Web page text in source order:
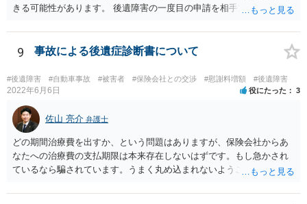
きる可能性があります。 後遺障害の一度目の申請を相手方任意保険会
果と認定理由書も相手方任意保険会社から入手できる可能性がありま
す。 これらが難しくても、通院していた病院のカルテを取り付けるこ
と等で代替が可能な場合もあります。 事故からどの程度期間が経過し
ているがが定かではありませんが、昨年４月から既に１年半年程度経
過しており、時効なども意識しながら対応をしておきたいところで
す。 待っていても事態が打開しない可能性もあるため、依頼の対応が
可能な弁護士に個別に問い合わせ、上記の方法等を参考に進め方を相
談してみるのが望ましいかもしれません。
9 事故による後遺症診断書について
#後遺障害 #自動車事故 #被害者 #保険会社との交渉 #慰謝料増額 #後遺障害
2022年6月6日 役にたった 3
佐山 亮介 弁護士
どの期間治療費を出すか、という問題はありますが、保険会社からあ
なたへの治療費の支払期限は本来存在しないはずです。もし急かされ
ているなら騙されています。うまく丸め込まれないようご注意下さ
せんが、受診したならば提出すべきです。